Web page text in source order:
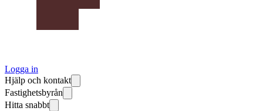
Logga in
Hjälp och kontakt
Fastighetsbyrån
Hitta snabbt